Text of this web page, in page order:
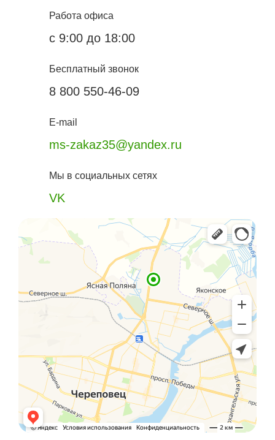
Работа офиса
с 9:00 до 18:00
Бесплатный звонок
8 800 550-46-09
E-mail
ms-zakaz35@yandex.ru
Мы в социальных сетях
VK